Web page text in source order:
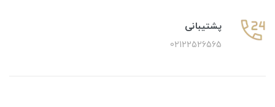
پشتیبانی
02122526565